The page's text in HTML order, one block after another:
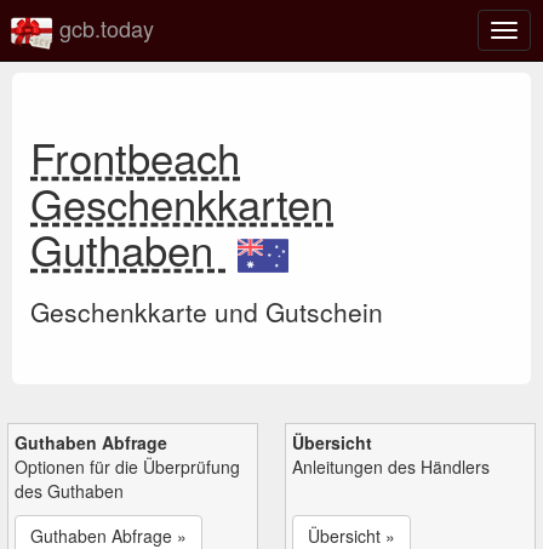
gcb.today
Frontbeach
Geschenkkarten
Guthaben
Geschenkkarte und Gutschein
Guthaben Abfrage
Optionen für die Überprüfung
des Guthaben
Guthaben Abfrage »
Übersicht
Anleitungen des Händlers
Übersicht »